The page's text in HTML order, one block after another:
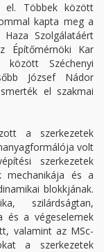
el. Többek között
kapta meg a
Szolgálatáért
Építőmérnöki Kar
Széchenyi
József Nádor
el szakmai
a szerkezetek
volt
szerkezetek
mechanikája és a
blokkjának.
szilárdságtan,
és a végeselemek
valamint az MSc-
a szerkezetek